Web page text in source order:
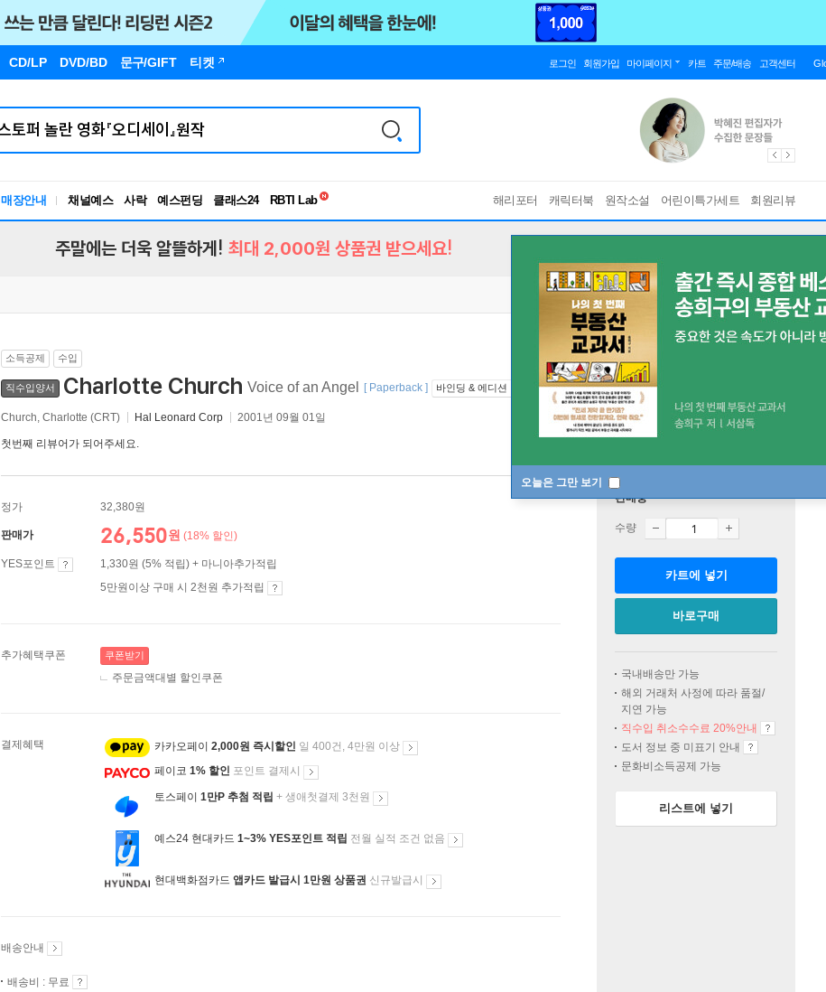
CD/LP DVD/BD 문구/GIFT 티켓 로그인 회원가입 마이페이지 카트 주문/배송 고객센터
매장안내 채널예스 사락 예스펀딩 클래스24
독서유형검사
해리포터 캐릭터북 원작소설 어린이특가세트 회원리뷰
오늘은 그만 보기
주말에는 더욱 알뜰하게! 최대 2,000원 상품권 받으세요!
소득공제 수입
직수입양서 Charlotte Church Voice of an Angel [ Paperback ] 바인딩 & 에디션 안내
Church, Charlotte (CRT) Hal Leonard Corp 2001년 09월 01일
첫번째 리뷰어가 되어주세요.
정가 32,380원
판매가 26,550원 (18% 할인)
YES포인트
1,330원 (5% 적립) + 마니아추가적립
5만원이상 구매 시 2천원 추가적립
추가혜택쿠폰 쿠폰받기
주문금액대별 할인쿠폰
결제혜택 카카오페이 2,000원 즉시할인 일 400건, 4만원 이상
페이코 1% 할인 포인트 결제시
토스페이 1만P 추첨 적립 + 생애첫결제 3천원
예스24 현대카드 1~3% YES포인트 적립 전월 실적 조건 없음
현대백화점카드 앱카드 발급시 1만원 상품권 신규발급시
배송안내
배송비 : 무료
판매중
수량
카트에 넣기
바로구매
국내배송만 가능
해외 거래처 사정에 따라 품절/
지연 가능
직수입 취소수수료 20%안내
도서 정보 중 미표기 안내
문화비소득공제 가능
리스트에 넣기